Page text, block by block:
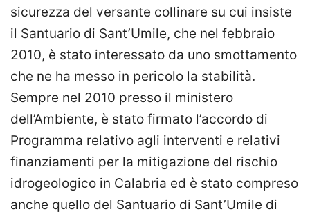
sicurezza del versante collinare su cui insiste
il Santuario di Sant’Umile, che nel febbraio
2010, è stato interessato da uno smottamento
che ne ha messo in pericolo la stabilità.
Sempre nel 2010 presso il ministero
dell’Ambiente, è stato firmato l’accordo di
Programma relativo agli interventi e relativi
finanziamenti per la mitigazione del rischio
idrogeologico in Calabria ed è stato compreso
anche quello del Santuario di Sant’Umile di